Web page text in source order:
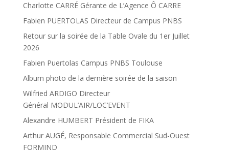
Charlotte CARRÉ Gérante de L’Agence Ô CARRE
Fabien PUERTOLAS Directeur de Campus PNBS
Retour sur la soirée de la Table Ovale du 1er Juillet
2026
Fabien Puertolas Campus PNBS Toulouse
Album photo de la dernière soirée de la saison
Wilfried ARDIGO Directeur
Général MODUL’AIR/LOC’EVENT
Alexandre HUMBERT Président de FIKA
Arthur AUGÉ, Responsable Commercial Sud-Ouest
FORMIND